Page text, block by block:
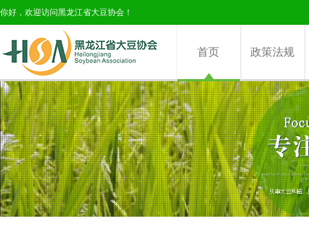
你好，欢迎访问黑龙江省大豆协会！
首页 政策法规